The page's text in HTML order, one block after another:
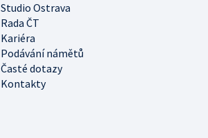
Studio Ostrava
Rada ČT
Kariéra
Podávání námětů
Časté dotazy
Kontakty